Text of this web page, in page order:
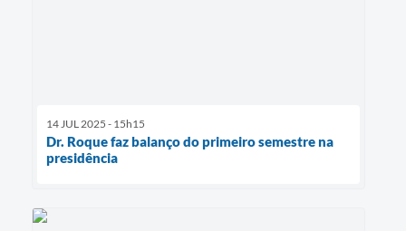
14 JUL 2025 - 15h15
Dr. Roque faz balanço do primeiro semestre na
presidência